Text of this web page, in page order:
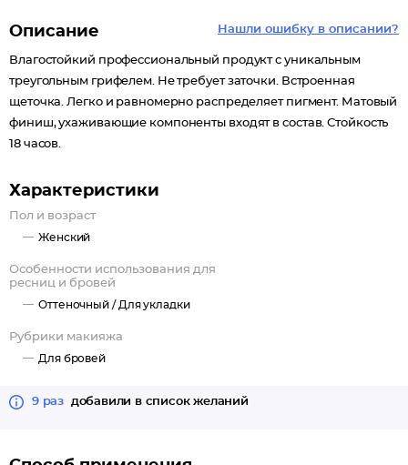
Нашли ошибку в описании?
Описание
Влагостойкий профессиональный продукт с уникальным
треугольным грифелем. Не требует заточки. Встроенная
щеточка. Легко и равномерно распределяет пигмент. Матовый
финиш, ухаживающие компоненты входят в состав. Стойкость
18 часов.
Характеристики
Пол и возраст
Женский
Особенности использования для
ресниц и бровей
Оттеночный / Для укладки
Рубрики макияжа
Для бровей
9 раз добавили в список желаний